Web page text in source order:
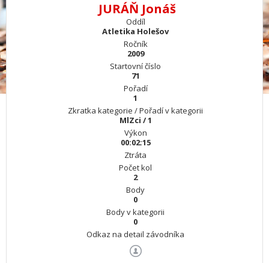
JURÁŇ Jonáš
Oddíl
Atletika Holešov
Ročník
2009
Startovní číslo
71
Pořadí
1
Zkratka kategorie / Pořadí v kategorii
MlZci / 1
Výkon
00:02:15
Ztráta
Počet kol
2
Body
0
Body v kategorii
0
Odkaz na detail závodníka